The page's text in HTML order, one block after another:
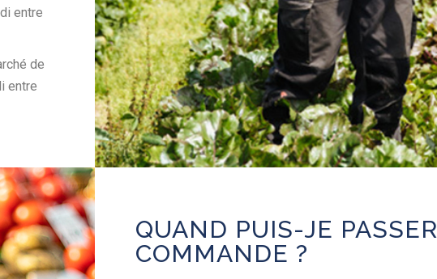
entre
de
entre
QUAND PUIS-JE PASSER
COMMANDE ?